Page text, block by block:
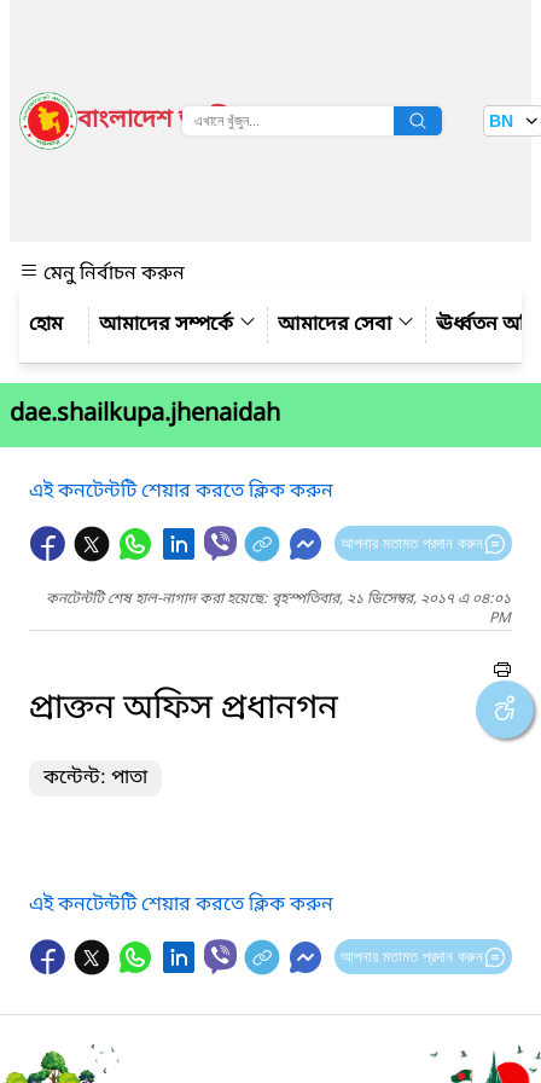
বাংলাদেশ জাতীয় তথ্য বাতায়ন BN
মেনু নির্বাচন করুন
আমাদের সম্পর্কে
আমাদের সেবা ঊর্ধ্বতন
dae.shailkupa.jhenaidah
এই কনটেন্টটি শেয়ার করতে ক্লিক করুন
আপনার মতামত প্রদান করুন
কনটেন্টটি শেষ হাল-নাগাদ করা হয়েছে: বৃহস্পতিবার, ২১ ডিসেম্বর, ২০১৭ এ ০৪:০১
PM
প্রাক্তন অফিস প্রধানগন
কন্টেন্ট: পাতা
এই কনটেন্টটি শেয়ার করতে ক্লিক করুন
আপনার মতামত প্রদান করুন